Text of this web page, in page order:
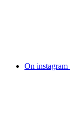
On instagram